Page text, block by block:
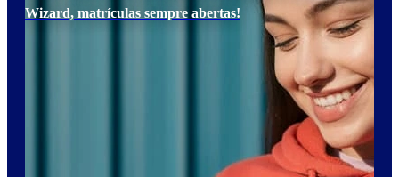
Wizard, matrículas sempre abertas!